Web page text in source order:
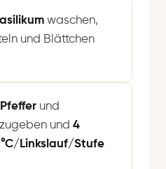
waschen,
und Blättchen
Pfeffer und
zugeben und 4
Linkslauf/Stufe